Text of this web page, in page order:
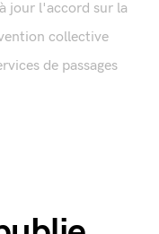
jour l'accord sur la
collective
de passages